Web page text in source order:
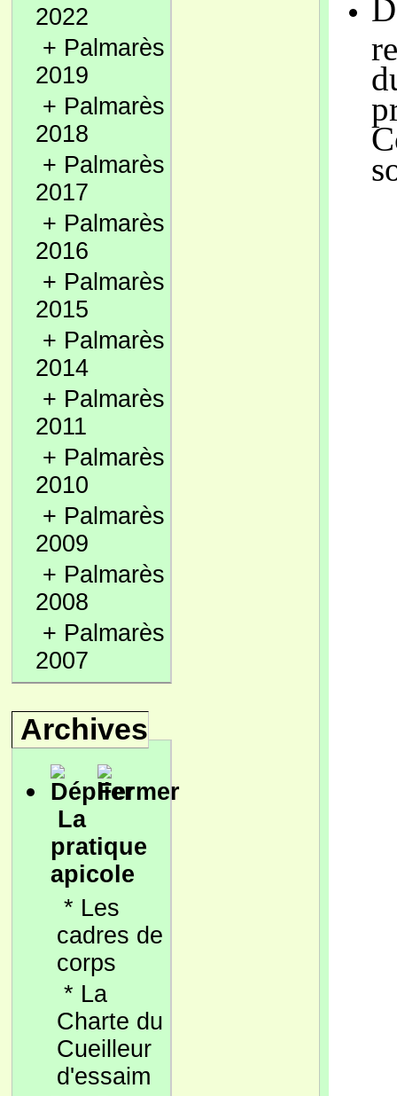
2022
+ Palmarès
2019
+ Palmarès
2018
+ Palmarès
2017
+ Palmarès
2016
+ Palmarès
2015
+ Palmarès
2014
+ Palmarès
2011
+ Palmarès
2010
+ Palmarès
2009
+ Palmarès
2008
+ Palmarès
2007
Archives
La
pratique
apicole
* Les
cadres de
corps
* La
Charte du
Cueilleur
d'essaim